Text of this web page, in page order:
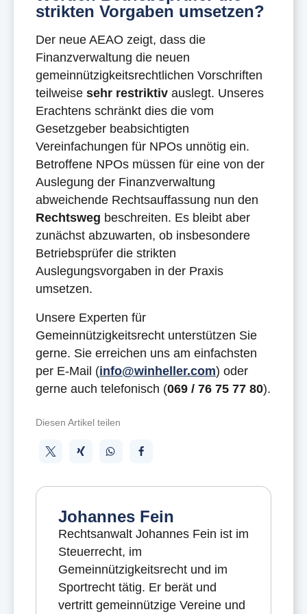
strikten Vorgaben umsetzen?
Der neue AEAO zeigt, dass die
Finanzverwaltung die neuen
gemeinnützigkeitsrechtlichen Vorschriften
teilweise sehr restriktiv auslegt. Unseres
Erachtens schränkt dies die vom
Gesetzgeber beabsichtigten
Vereinfachungen für NPOs unnötig ein.
Betroffene NPOs müssen für eine von der
Auslegung der Finanzverwaltung
abweichende Rechtsauffassung nun den
Rechtsweg beschreiten. Es bleibt aber
zunächst abzuwarten, ob insbesondere
Betriebsprüfer die strikten
Auslegungsvorgaben in der Praxis
umsetzen.
Unsere Experten für
Gemeinnützigkeitsrecht unterstützen Sie
gerne. Sie erreichen uns am einfachsten
per E-Mail (info@winheller.com) oder
gerne auch telefonisch (069 / 76 75 77 80).
Diesen Artikel teilen
Johannes Fein
Rechtsanwalt Johannes Fein ist im
Steuerrecht, im
Gemeinnützigkeitsrecht und im
Sportrecht tätig. Er berät und
vertritt gemeinnützige Vereine und